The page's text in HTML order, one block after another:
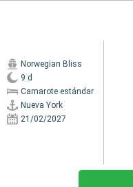
Norwegian Bliss
9 d
Camarote estándar
Nueva York
21/02/2027